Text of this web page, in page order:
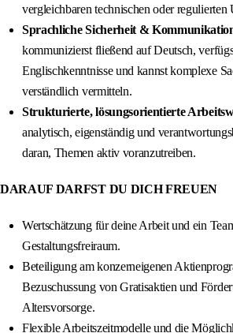
vergleichbaren technischen oder regulierten
Sprachliche Sicherheit &
kommunizierst fließend auf Deutsch,
Englischkenntnisse und kannst komplexe
verständlich vermitteln.
Strukturierte, lösungsorientierte
analytisch, eigenständig und
daran, Themen aktiv voranzutreiben.
DARAUF DARFST DU DICH FREUEN
Wertschätzung für deine Arbeit und ein
Gestaltungsfreiraum.
Beteiligung am konzerneigenen
Bezuschussung von Gratisaktien und
Altersvorsorge.
Flexible Arbeitszeitmodelle und die